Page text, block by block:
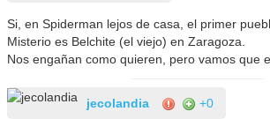
Si, en Spiderman lejos de casa, el primer
Misterio es Belchite (el viejo) en Zaragoza.
Nos engañan como quieren, pero vamos que
jecolandia +0